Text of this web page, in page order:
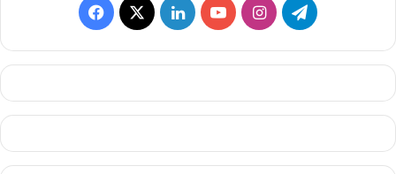
Facebook
X LinkedInYouTubeInstagramTelegram